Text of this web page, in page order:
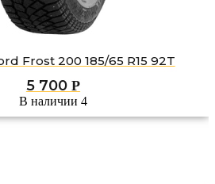
Frost 200 185/65 R15 92T
5 700 Р
В наличии 4